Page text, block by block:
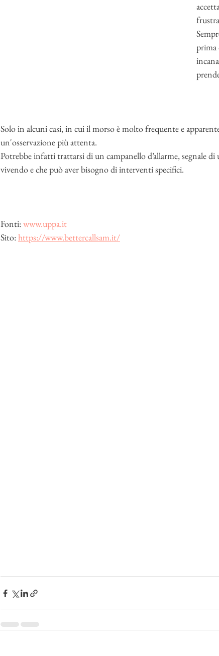
prima
Solo in alcuni casi, in cui il morso è molto frequente e
un'osservazione più attenta.
Potrebbe infatti trattarsi di un campanello d’allarme, segnale
vivendo e che può aver bisogno di interventi specifici.
Fonti: www.uppa.it
Sito: https://www.bettercallsam.it/